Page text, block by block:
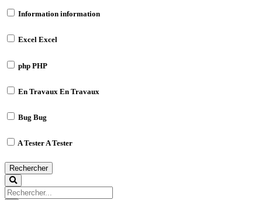
Information information
Excel Excel
php PHP
En Travaux En Travaux
Bug Bug
A TesterA Tester
Rechercher